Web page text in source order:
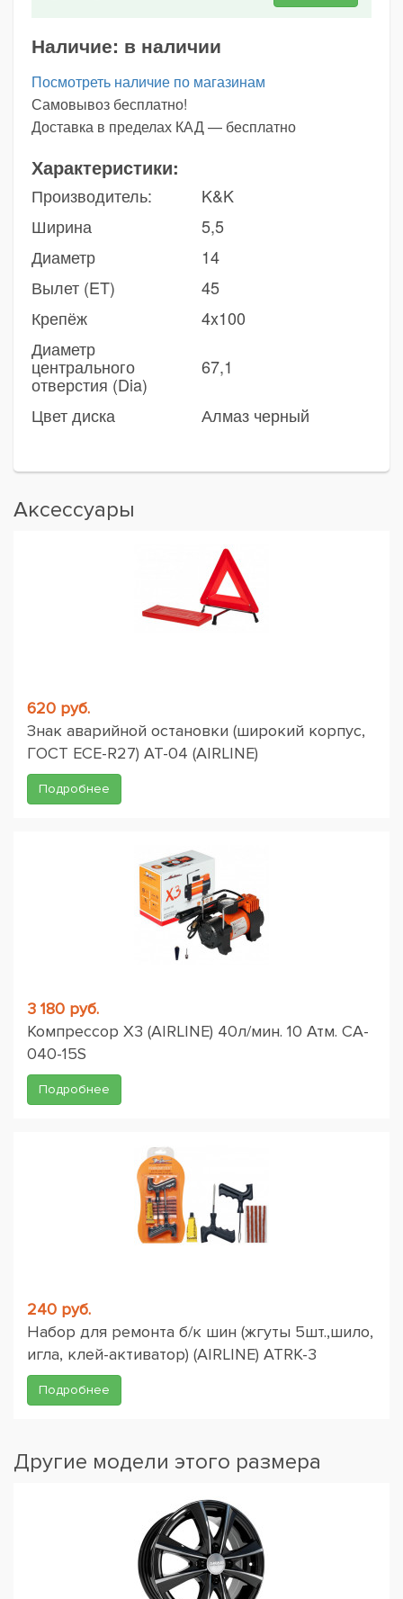
Наличие: в наличии
Посмотреть наличие по магазинам
Самовывоз бесплатно!
Доставка в пределах КАД — бесплатно
Характеристики:
Производитель:
K&K
Ширина
5,5
Диаметр
14
Вылет (ET)
45
Крепёж
4x100
Диаметр
центрального
отверстия (Dia)
67,1
Цвет диска Алмаз черный
Аксессуары
620 руб.
Знак аварийной остановки (широкий корпус,
ГОСТ ЕСЕ-R27) AT-04 (AIRLINE)
Подробнее
3 180 руб.
Компрессор X3 (AIRLINE) 40л/мин. 10 Атм. CA-
040-15S
Подробнее
240 руб.
Набор для ремонта б/к шин (жгуты 5шт.,шило,
игла, клей-активатор) (AIRLINE) ATRK-3
Подробнее
Другие модели этого размера